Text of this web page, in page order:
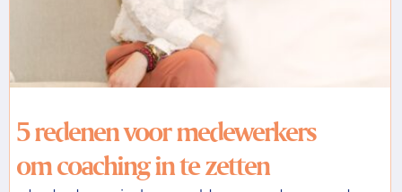
5 redenen voor medewerkers
om coaching in te zetten